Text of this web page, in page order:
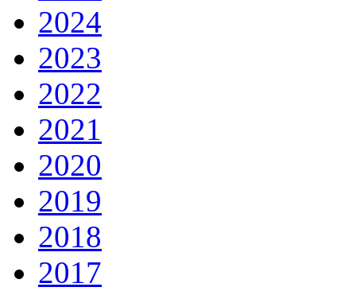
2024
2023
2022
2021
2020
2019
2018
2017